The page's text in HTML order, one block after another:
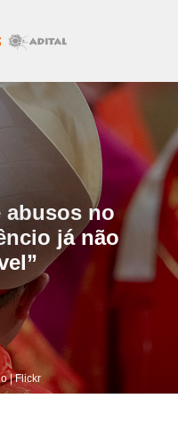
abusos no
já não
| Flickr